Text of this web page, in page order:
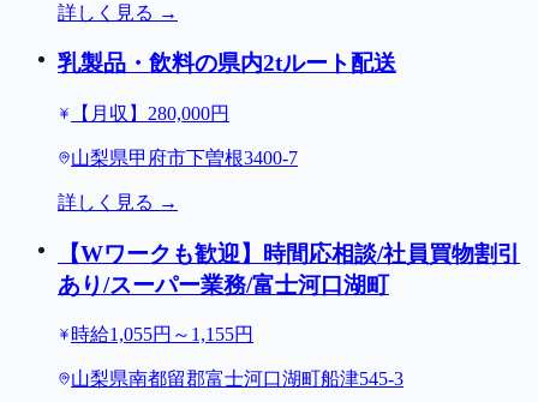
詳しく見る →
乳製品・飲料の県内2tルート配送
【月収】280,000円
山梨県甲府市下曽根3400-7
詳しく見る →
【Wワークも歓迎】時間応相談/社員買物割引
あり/スーパー業務/富士河口湖町
時給1,055円～1,155円
山梨県南都留郡富士河口湖町船津545-3